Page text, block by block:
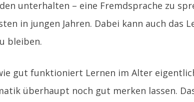
unterhalten – eine Fremdsprache zu
in jungen Jahren. Dabei kann auch
bleiben.
gut funktioniert Lernen im Alter
überhaupt noch gut merken lassen.